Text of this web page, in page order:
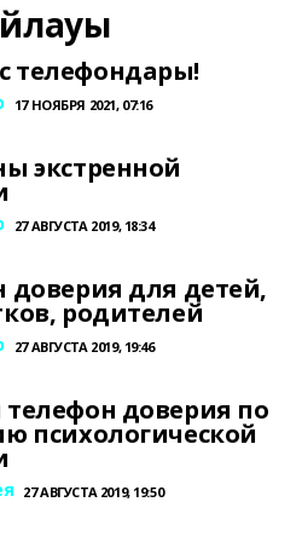
телефондары!
17 НОЯБРЯ 2021, 07:16
экстренной
27 АВГУСТА 2019, 18:34
доверия для детей,
родителей
27 АВГУСТА 2019, 19:46
доверия по
психологической
27 АВГУСТА 2019, 19:50